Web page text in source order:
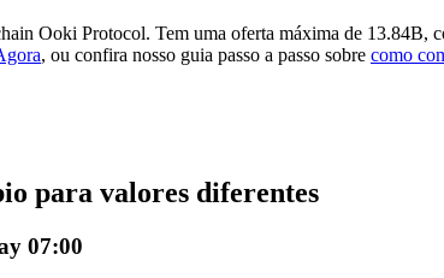
Ooki Protocol. Tem uma oferta máxima de 13.84B,
, ou confira nosso guia passo a passo sobre como
para valores diferentes
07:00